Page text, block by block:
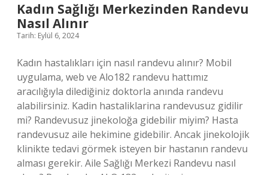
Kadın Sağlığı Merkezinden Randevu
Nasıl Alınır
Tarih: Eylül 6, 2024
Kadın hastalıkları için nasıl randevu alınır? Mobil
uygulama, web ve Alo182 randevu hattımız
aracılığıyla dilediğiniz doktorla anında randevu
alabilirsiniz. Kadin hastaliklarina randevusuz gidilir
mi? Randevusuz jinekoloğa gidebilir miyim? Hasta
randevusuz aile hekimine gidebilir. Ancak jinekolojik
klinikte tedavi görmek isteyen bir hastanın randevu
alması gerekir. Aile Sağlığı Merkezi Randevu nasıl